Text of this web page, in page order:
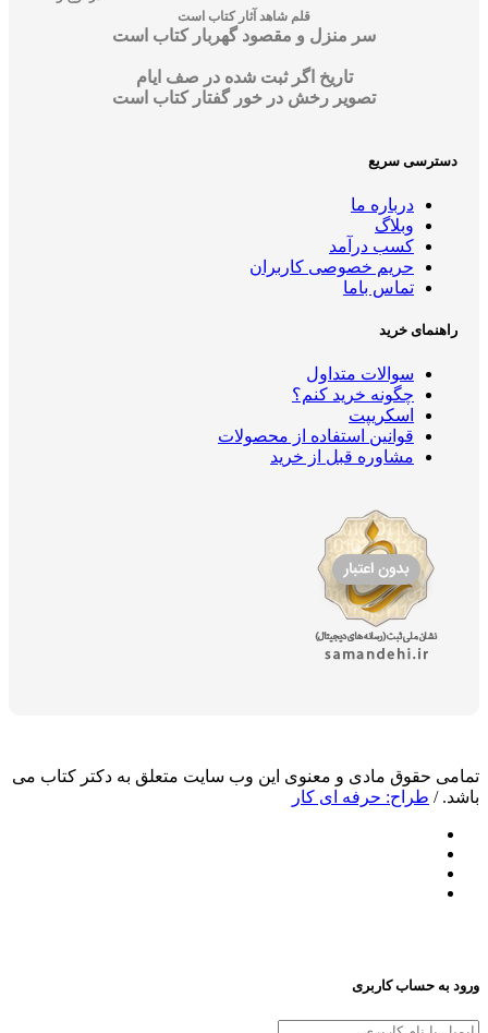
قلم شاهد آثار کتاب است
سر منزل و مقصود گهربار کتاب است
تاریخ اگر ثبت شده در صف ایام
تصویر رخش در خور گفتار کتاب است
سریع
درباره ما
کسب درآمد
حریم خصوصی کاربران
تماس باما
خرید
سوالات متداول
چگونه خرید کنم؟
اسکریپت
قوانین استفاده از محصولات
مشاوره قبل از خرید
مادی و معنوی این وب سایت متعلق به دکتر کتاب می
حرفه ای کار
کاربری